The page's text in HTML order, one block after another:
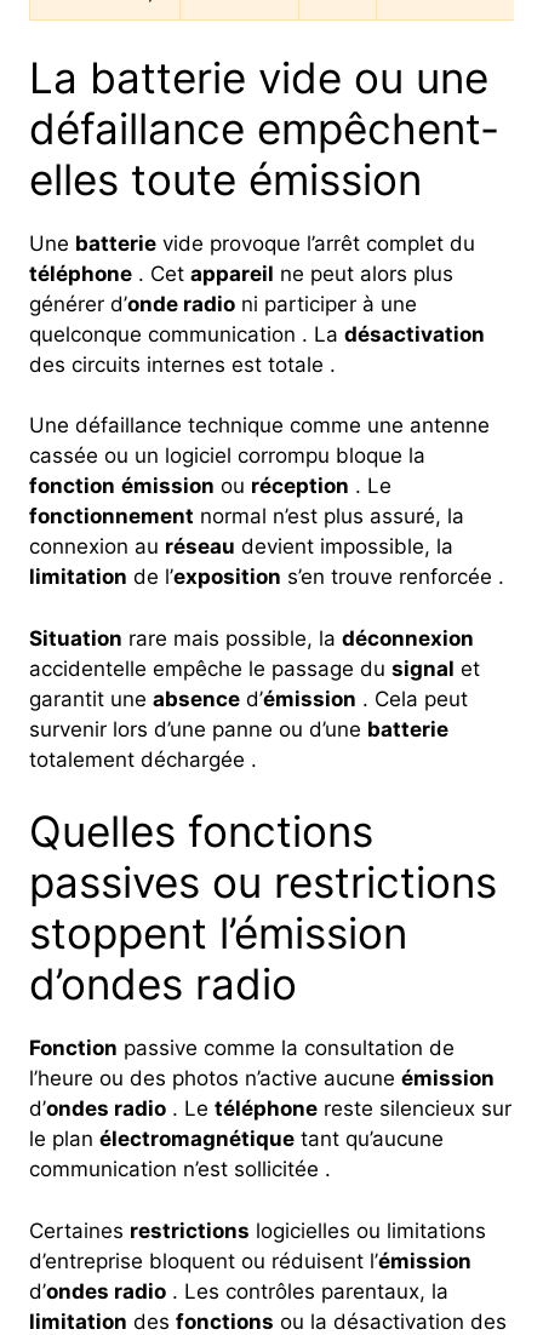
La batterie vide ou une
défaillance empêchent-
elles toute émission
Une batterie vide provoque l’arrêt complet du
téléphone . Cet appareil ne peut alors plus
générer d’onde radio ni participer à une
quelconque communication . La désactivation
des circuits internes est totale .
Une défaillance technique comme une antenne
cassée ou un logiciel corrompu bloque la
fonction émission ou réception . Le
fonctionnement normal n’est plus assuré, la
connexion au réseau devient impossible, la
limitation de l’exposition s’en trouve renforcée .
Situation rare mais possible, la déconnexion
accidentelle empêche le passage du signal et
garantit une absence d’émission . Cela peut
survenir lors d’une panne ou d’une batterie
totalement déchargée .
Quelles fonctions
passives ou restrictions
stoppent l’émission
d’ondes radio
Fonction passive comme la consultation de
l’heure ou des photos n’active aucune émission
d’ondes radio . Le téléphone reste silencieux sur
le plan électromagnétique tant qu’aucune
communication n’est sollicitée .
Certaines restrictions logicielles ou limitations
d’entreprise bloquent ou réduisent l’émission
d’ondes radio . Les contrôles parentaux, la
limitation des fonctions ou la désactivation des